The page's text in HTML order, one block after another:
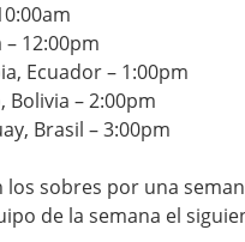
12:00pm
Ecuador – 1:00pm
Bolivia – 2:00pm
Brasil – 3:00pm
los sobres por una
de la semana el